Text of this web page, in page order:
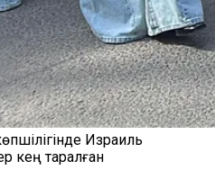
Израиль
кең таралған